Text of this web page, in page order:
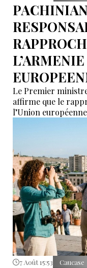
Le Premier
affirme que le
l’Union
déclarations de
économique
que l’Arménie «
lui, ces propos ont
nouvelles
7 Août 15:53 Caucase